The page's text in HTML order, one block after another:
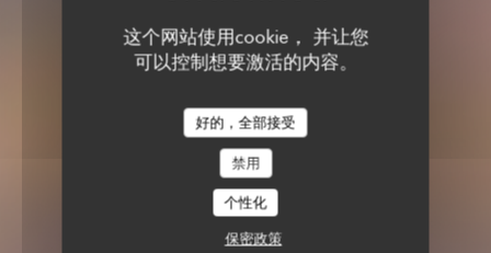
这个网站使用cookie， 并让您
可以控制想要激活的内容。
好的，全部接受
禁用
个性化
保密政策